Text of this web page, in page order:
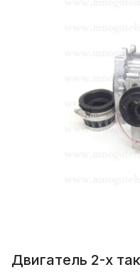
Двигатель 2-х